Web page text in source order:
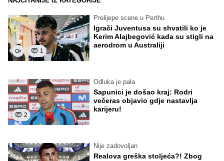
1
Prelijepe scene u Perthu
Igrači Juventusa su shvatili ko je
Kerim Alajbegović kada su stigli na
aerodrom u Australiji
2
Odluka je pala
Sapunici je došao kraj: Rodri
večeras objavio gdje nastavlja
karijeru!
Nije zadovoljan
Realova greška stoljeća?! Zbog